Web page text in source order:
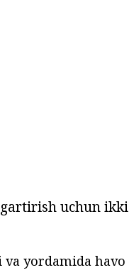
uchun ikki
yordamida havo